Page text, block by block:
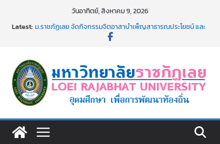
วันอาทิตย์, สิงหาคม 9, 2026
Latest:ม.ราชภัฏเลย จัดกิจกรรมจิตอาสาบำเพ็ญสาธารณประโยชน์ และ
เงินรายได้
ม.ราชภัฏเลย จัดมหกรรมวิชาการ เปิดบ้าน LRU ครั้งที่ 4 เปิดให้
นักเรียนมัธยมปลายค้นหาสาขาวิชาในฝัน สู่อนาคตที่ใช่
อธิการบดี มรภ.เลย ร่วมประชุมชี้แจงกับคณะอนุกรรมาธิการ
ประจำปีงบประมาณ พ.ศ. 2570
๑,๙๗๒ ชุด โดยวิธีเฉพาะเจาะจง